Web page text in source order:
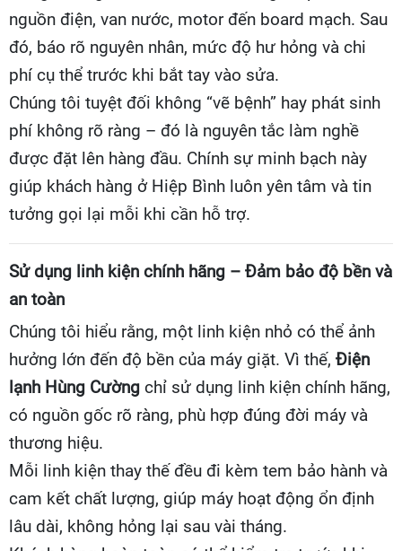
nguồn điện, van nước, motor đến board mạch. Sau
đó, báo rõ nguyên nhân, mức độ hư hỏng và chi
phí cụ thể trước khi bắt tay vào sửa.
Chúng tôi tuyệt đối không “vẽ bệnh” hay phát sinh
phí không rõ ràng – đó là nguyên tắc làm nghề
được đặt lên hàng đầu. Chính sự minh bạch này
giúp khách hàng ở Hiệp Bình luôn yên tâm và tin
tưởng gọi lại mỗi khi cần hỗ trợ.
Sử dụng linh kiện chính hãng – Đảm bảo độ bền và
an toàn
Chúng tôi hiểu rằng, một linh kiện nhỏ có thể ảnh
hưởng lớn đến độ bền của máy giặt. Vì thế, Điện
lạnh Hùng Cường chỉ sử dụng linh kiện chính hãng,
có nguồn gốc rõ ràng, phù hợp đúng đời máy và
thương hiệu.
Mỗi linh kiện thay thế đều đi kèm tem bảo hành và
cam kết chất lượng, giúp máy hoạt động ổn định
lâu dài, không hỏng lại sau vài tháng.